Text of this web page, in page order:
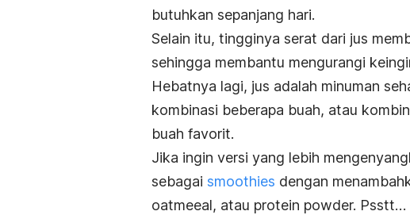
butuhkan sepanjang hari.
Selain itu, tingginya serat dari jus
sehingga membantu mengurangi
Hebatnya lagi, jus adalah minuman
kombinasi beberapa buah, atau
buah favorit.
Jika ingin versi yang lebih
sebagai smoothies dengan
oatmeeal, atau protein powder.